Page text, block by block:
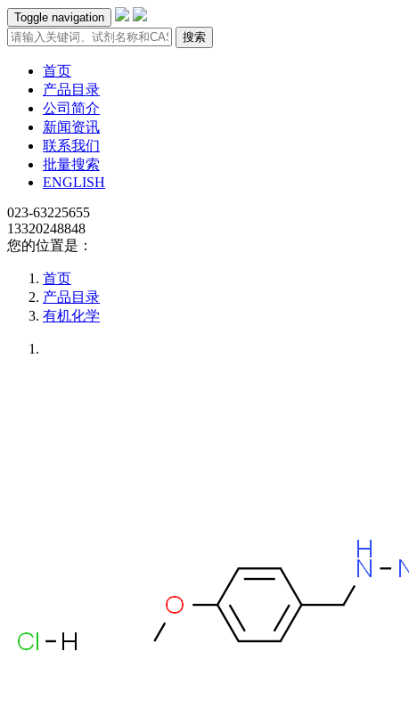
Toggle navigation
搜索
首页
产品目录
公司简介
新闻资讯
联系我们
批量搜索
ENGLISH
023-63225655
13320248848
您的位置是：
首页
产品目录
有机化学